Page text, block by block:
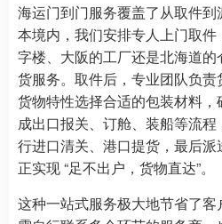
海运门到门服务覆盖了从取件
本境内，我们安排专人上门取
字楼、大阪的工厂还是北海道
货服务。取件后，专业团队负
货物特性选择合适的包装材料
成出口报关、订舱、装船等流
行进口清关、港口提货，最后
正实现 “足不出户，货物直达”。
这种一站式服务极大地节省了